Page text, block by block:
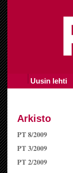
Uusin lehti
Arkisto
PT 8/2009
PT 3/2009
PT 2/2009